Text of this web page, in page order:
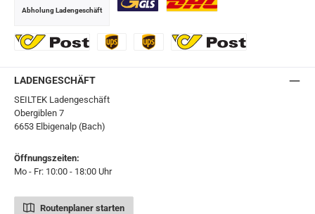
Abholung Ladengeschäft
LADENGESCHÄFT
SEILTEK Ladengeschäft
Obergiblen 7
6653 Elbigenalp (Bach)
Öffnungszeiten:
Mo - Fr: 10:00 - 18:00 Uhr
Routenplaner starten